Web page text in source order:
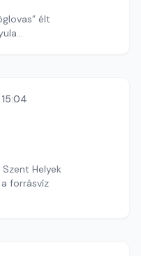
élt
15:04
Helyek
forrásvíz